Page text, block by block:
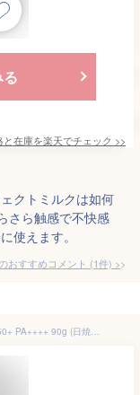
と在庫を楽天でチェック >>
クトミルクは如何
さら触感で不快感
使えます。
おすすめコメント (1件) >
[KOSE]サンカット プロテクトUV スプレー SPF50+ PA++++ 90g (日焼け止め 耐久性 さらさら 素肌感)